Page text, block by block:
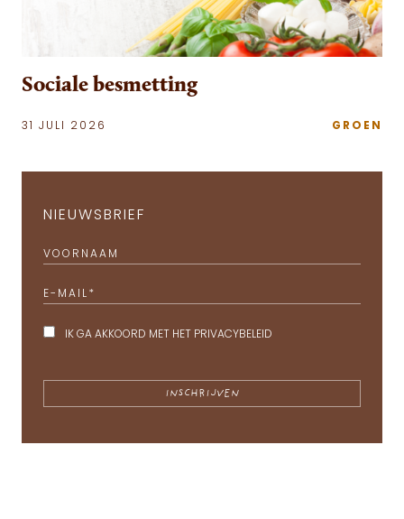
Sociale besmetting
31 JULI 2026 GROEN
NIEUWSBRIEF
VOORNAAM
E-MAIL *
IK GA AKKOORD MET HET PRIVACYBELEID